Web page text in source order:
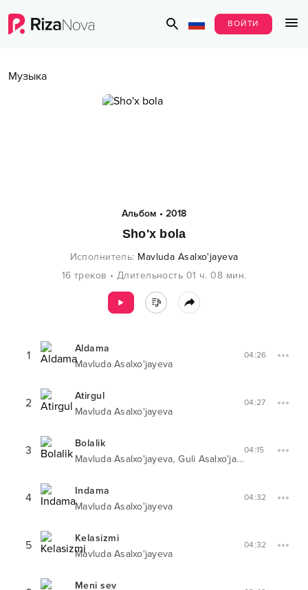
ВОЙТИ
Музыка
Альбом • 2018
Sho'x bola
Исполнитель: Mavluda Asalxo'jayeva
16 треков • Длительность 01 ч. 08 мин.
1
Aldama
Mavluda Asalxo'jayeva
04:26
2
Atirgul
Mavluda Asalxo'jayeva
04:27
3
Bolalik
Mavluda Asalxo'jayeva,Guli Asalxo'jayeva
04:15
4
Indama
Mavluda Asalxo'jayeva
04:32
5
Kelasizmi
Mavluda Asalxo'jayeva
04:32
Meni sev